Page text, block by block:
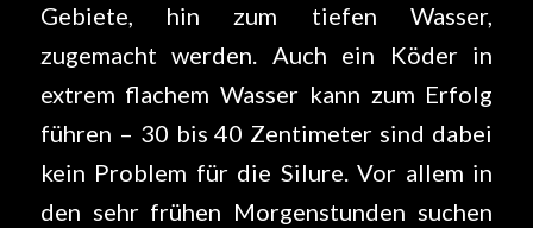
Gebiete, hin zum tiefen Wasser,
zugemacht werden. Auch ein Köder in
extrem flachem Wasser kann zum Erfolg
führen – 30 bis 40 Zentimeter sind dabei
kein Problem für die Silure. Vor allem in
den sehr frühen Morgenstunden suchen